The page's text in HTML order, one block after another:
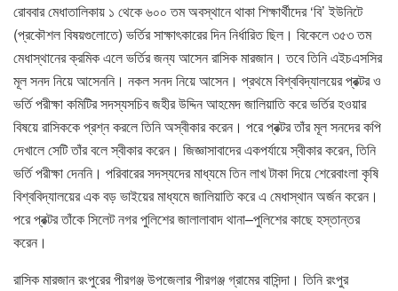
রোববার মেধাতালিকায় ১ থেকে ৬০০ তম অবস্থানে থাকা শিক্ষার্থীদের ‘বি’ ইউনিটে
(প্রকৌশল বিষয়গুলোতে) ভর্তির সাক্ষাৎকারের দিন নির্ধারিত ছিল। বিকেলে ৩৫৩ তম
মেধাস্থানের ক্রমিক এলে ভর্তির জন্য আসেন রাসিক মারজান। তবে তিনি এইচএসসির
মূল সনদ নিয়ে আসেননি। নকল সনদ নিয়ে আসেন। প্রথমে বিশ্ববিদ্যালয়ের প্রক্টর ও
ভর্তি পরীক্ষা কমিটির সদস্যসচিব জহীর উদ্দিন আহমেদ জালিয়াতি করে ভর্তির হওয়ার
বিষয়ে রাসিককে প্রশ্ন করলে তিনি অস্বীকার করেন। পরে প্রক্টর তাঁর মূল সনদের কপি
দেখালে সেটি তাঁর বলে স্বীকার করেন। জিজ্ঞাসাবাদের একপর্যায়ে স্বীকার করেন, তিনি
ভর্তি পরীক্ষা দেননি। পরিবারের সদস্যদের মাধ্যমে তিন লাখ টাকা দিয়ে শেরেবাংলা কৃষি
বিশ্ববিদ্যালয়ের এক বড় ভাইয়ের মাধ্যমে জালিয়াতি করে এ মেধাস্থান অর্জন করেন।
পরে প্রক্টর তাঁকে সিলেট নগর পুলিশের জালালাবাদ থানা–পুলিশের কাছে হস্তান্তর
করেন।
রাসিক মারজান রংপুরের পীরগঞ্জ উপজেলার পীরগঞ্জ গ্রামের বাসিন্দা। তিনি রংপুর